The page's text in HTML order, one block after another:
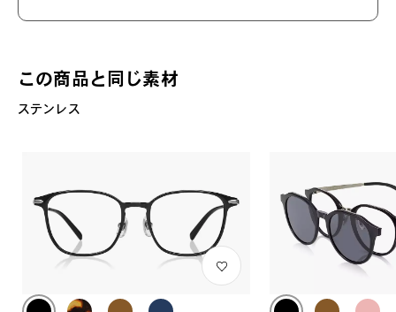
この商品と同じ素材
ステンレス